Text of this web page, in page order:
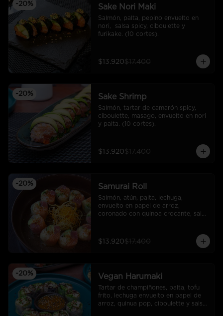
-20% Sake Nori Maki
Salmón, palta, pepino envuelto en
nori,  salsa spicy, ciboulette y
furikake. (10 cortes).
$13.920$17.400
-20% Sake Shrimp
Salmón, tartar de camarón spicy,
ciboulette, masago, envuelto en nori
y palta. (10 cortes).
$13.920$17.400
-20% Samurai Roll
Salmón, atún, palta, lechuga,
envuelto en papel de arroz,
coronado con quinoa crocante, salsa
$13.920$17.400
-20% Vegan Harumaki
Tartar de champiñones, palta, tofu
frito, lechuga envuelto en papel de
arroz, quinua pop, ciboulette y salsa